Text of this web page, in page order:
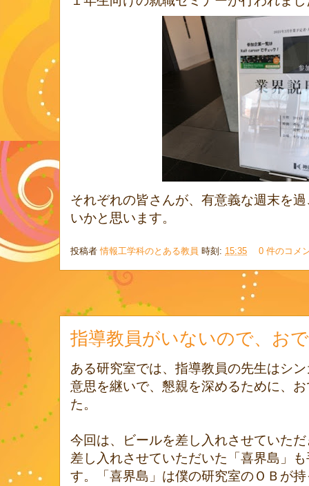
それぞれの皆さんが、有意義な週末を
いかと思います。
投稿者情報工学科のとある教員 時刻: 15:35 0 件のコメ
指導教員がいないので、お
ある研究室では、指導教員の先生はシ
意思を継いで、懇親を深めるために、
た。
今回は、ビールを差し入れさせていた
差し入れさせていただいた「喜界島」
す。「喜界島」は僕の研究室のＯＢが